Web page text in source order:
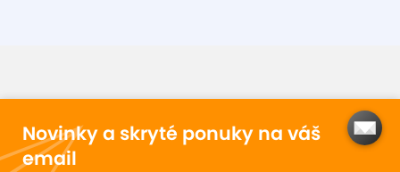
Novinky a skryté ponuky na váš
email